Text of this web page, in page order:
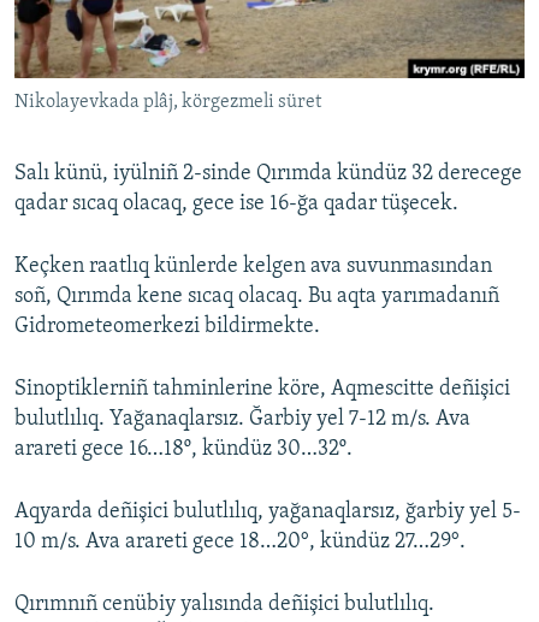
Русский
Українською
RFE/RS bütün saytları
Nikolayevkada plâj, körgezmeli süret
Salı künü, iyülniñ 2-sinde Qırımda kündüz 32 derecege
qadar sıcaq olacaq, gece ise 16-ğa qadar tüşecek.
Keçken raatlıq künlerde kelgen ava suvunmasından
soñ, Qırımda kene sıcaq olacaq. Bu aqta yarımadanıñ
Gidrometeomerkezi bildirmekte.
Sinoptiklerniñ tahminlerine köre, Aqmescitte deñişici
bulutlılıq. Yağanaqlarsız. Ğarbiy yel 7-12 m/s. Ava
arareti gece 16…18º, kündüz 30…32º.
Aqyarda deñişici bulutlılıq, yağanaqlarsız, ğarbiy yel 5-
10 m/s. Ava arareti gece 18…20°, kündüz 27…29°.
Qırımnıñ cenübiy yalısında deñişici bulutlılıq.